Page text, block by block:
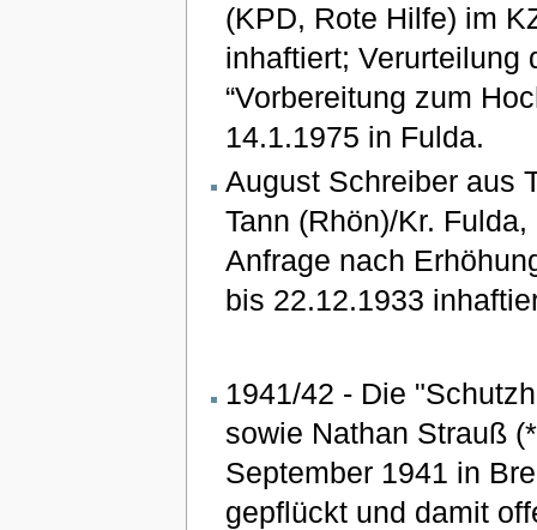
(KPD, Rote Hilfe) im
inhaftiert; Verurteilung
“Vorbereitung zum
14.1.1975 in Fulda.
August Schreiber aus
Tann (Rhön)/Kr.
Anfrage nach
bis 22.12.1933
1941/42 - Die
sowie Nathan Strauß
September 1941 in
gepflückt und damit